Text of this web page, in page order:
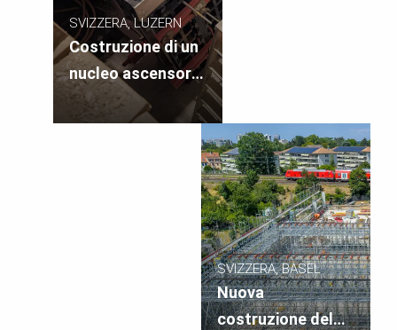
SVIZZERA, LUZERN
Costruzione di un
nucleo ascensore
su 9 piani con la
DUO Cassaforma
SVIZZERA, BASEL
Nuova
costruzione del